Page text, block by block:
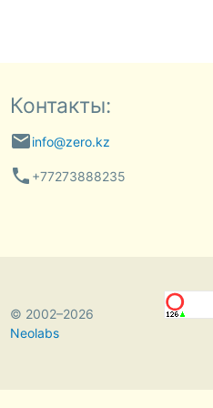
Контакты:
emailinfo@zero.kz
phone +77273888235
© 2002–2026
Neolabs